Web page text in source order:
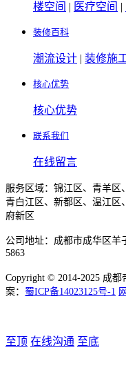
楼空间 | 医疗空间 |
装修百科
潮流设计 | 装修施
核心优势
核心优势
联系我们
在线留言
服务区域：锦江区、青羊区
青白江区、新都区、温江区
府新区
公司地址：成都市成华区羊
5863
Copyright © 2014-2025 成都
案： 蜀ICP备14023125号-1
至顶 在线沟通 至底